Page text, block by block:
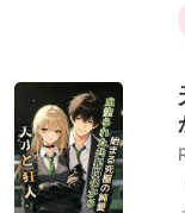
月ランキング
短編傑作